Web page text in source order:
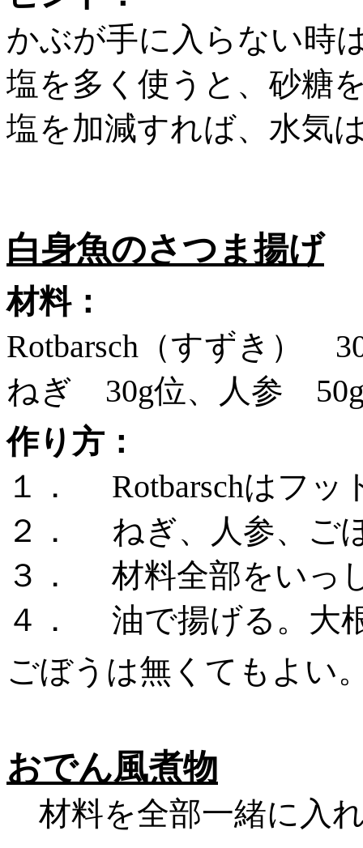
かぶが手に入らない時
塩を多く使うと、砂糖
塩を加減すれば、水気
白身魚のさつま揚げ
材料：
Rotbarsch（すずき）
ねぎ 30g位、人参
作り方：
１．
Rotbarschはフ
２．
ねぎ、人参、ご
３．
材料全部をいっ
４．
油で揚げる。大
ごぼうは無くてもよい
おでん風煮物
材料を全部一緒に入